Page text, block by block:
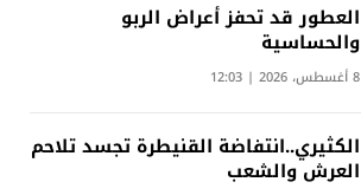
العطور قد تحفز أعراض الربو
والحساسية
8 أغسطس، 2026 | 12:03
الكثيري..انتفاضة القنيطرة تجسد تلاحم
العرش والشعب